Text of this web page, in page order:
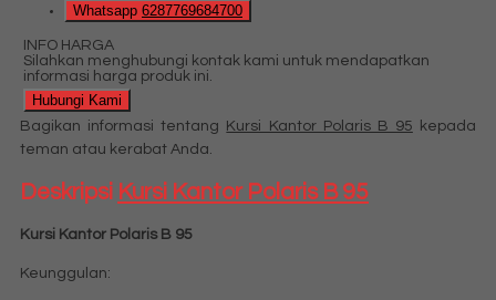
Whatsapp 6287769684700
INFO HARGA
Silahkan menghubungi kontak kami untuk mendapatkan
informasi harga produk ini.
Hubungi Kami
Bagikan informasi tentang Kursi Kantor Polaris B 95 kepada
teman atau kerabat Anda.
Deskripsi Kursi Kantor Polaris B 95
Kursi Kantor Polaris B 95
Keunggulan: